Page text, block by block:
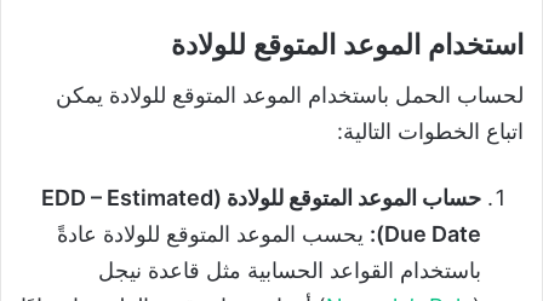
استخدام الموعد المتوقع للولادة
لحساب الحمل باستخدام الموعد المتوقع للولادة يمكن
اتباع الخطوات التالية:
حساب الموعد المتوقع للولادة (EDD – Estimated
Due Date):
يحسب الموعد المتوقع للولادة عادةً
باستخدام القواعد الحسابية مثل قاعدة نيجل